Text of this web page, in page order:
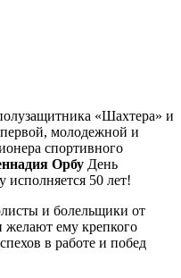
«Шахтера» и
молодежной и
спортивного
Орбу День
50 лет!
и болельщики от
ему крепкого
в работе и побед